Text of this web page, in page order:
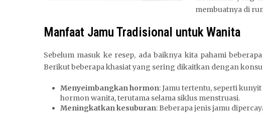
membuatnya di
Manfaat Jamu Tradisional untuk Wanita
Sebelum masuk ke resep, ada baiknya kita pahami
Berikut beberapa khasiat yang sering dikaitkan dengan
Menyeimbangkan hormon: Jamu tertentu, seperti
hormon wanita, terutama selama siklus menstruasi.
Meningkatkan kesuburan: Beberapa jenis jamu